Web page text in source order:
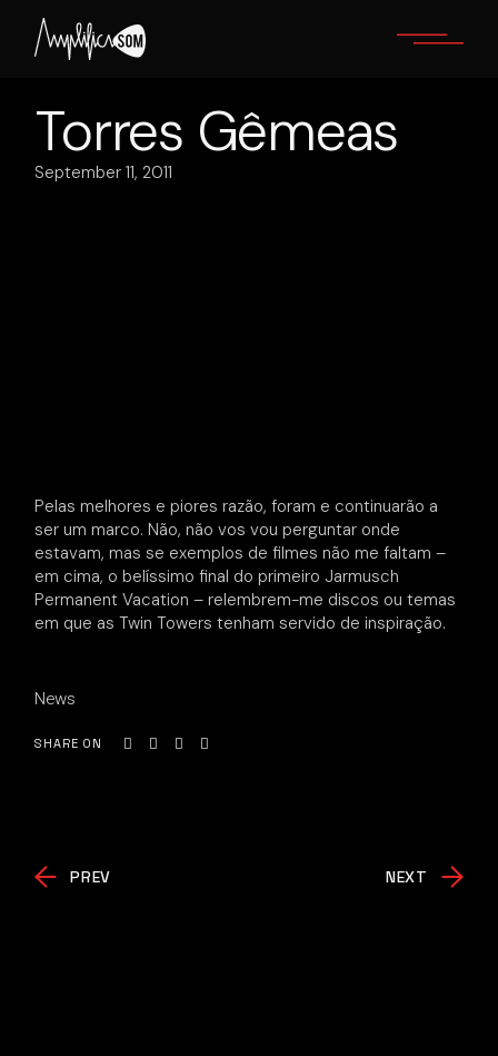
content
Torres Gêmeas
September 11, 2011
Pelas melhores e piores razão, foram e continuarão a
ser um marco. Não, não vos vou perguntar onde
estavam, mas se exemplos de filmes não me faltam –
em cima, o belíssimo final do primeiro Jarmusch
Permanent Vacation – relembrem-me discos ou temas
em que as Twin Towers tenham servido de inspiração.
News
SHARE ON
PREV NEXT